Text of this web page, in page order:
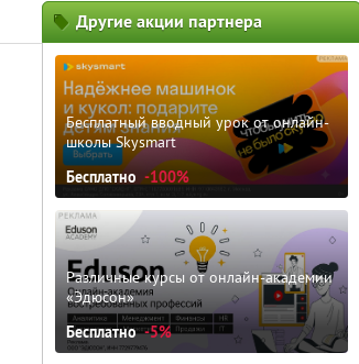
Другие акции партнера
Бесплатный вводный урок от онлайн-
школы Skysmart
Бесплатно -100%
Различные курсы от онлайн-академии
«Эдюсон»
Бесплатно -5%